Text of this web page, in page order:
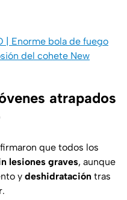
| Enorme bola de fuego
del cohete New
atrapados
que todos los
lesiones graves, aunque
y deshidratación tras